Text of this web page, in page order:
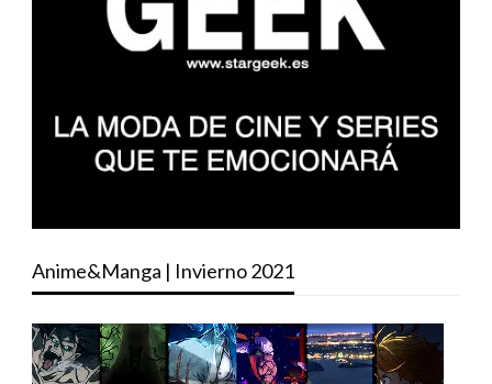
Anime&Manga | Invierno 2021